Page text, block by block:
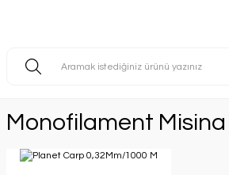
Monofilament